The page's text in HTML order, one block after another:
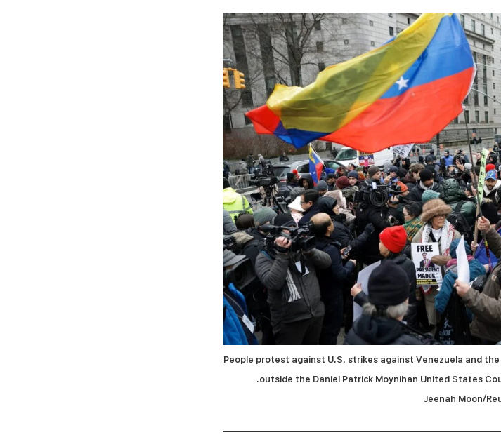
People protest against U.S. strikes against Venezuela and
outside the Daniel Patrick Moynihan United States
Jeenah Moon/